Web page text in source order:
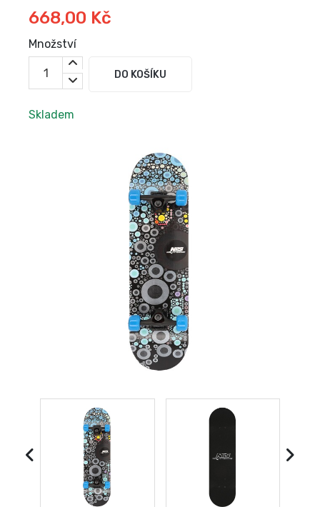
668,00 Kč
Množství
DO KOŠÍKU
Skladem